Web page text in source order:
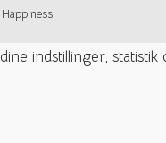
indstillinger,